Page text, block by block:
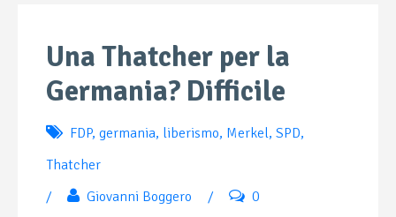
Una Thatcher per la
Germania? Difficile
FDP, germania, liberismo, Merkel, SPD,
Thatcher
/
Giovanni Boggero / 0